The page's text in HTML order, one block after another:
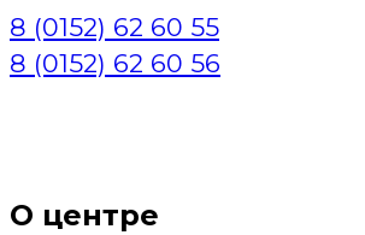
8 (0152) 62 60 55
8 (0152) 62 60 56
О центре